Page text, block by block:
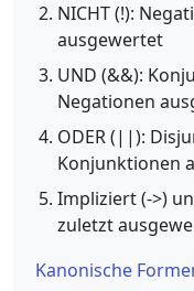
NICHT (!):
ausgewertet
UND (&&):
Negationen
ODER (||):
Konjunktionen
Impliziert (->)
zuletzt
Kanonische